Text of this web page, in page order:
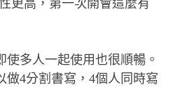
更高，第一次開會這麼有
使多人一起使用也很順暢。
做4分割書寫，4個人同時寫